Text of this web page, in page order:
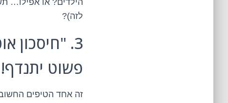
הילדים? או אפילו…
לזה)?
3. "חיסכון
פשוט יתנדף!
זה אחד הטיפים